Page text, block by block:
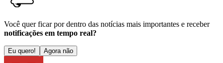
Você quer ficar por dentro das notícias mais importantes e receber
notificações em tempo real?
Eu quero! Agora não